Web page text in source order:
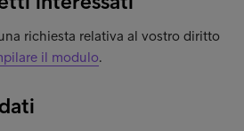
richiesta relativa al vostro diritto
il modulo.